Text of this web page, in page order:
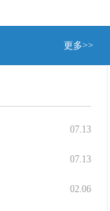
更多>>
07.13
07.13
02.06